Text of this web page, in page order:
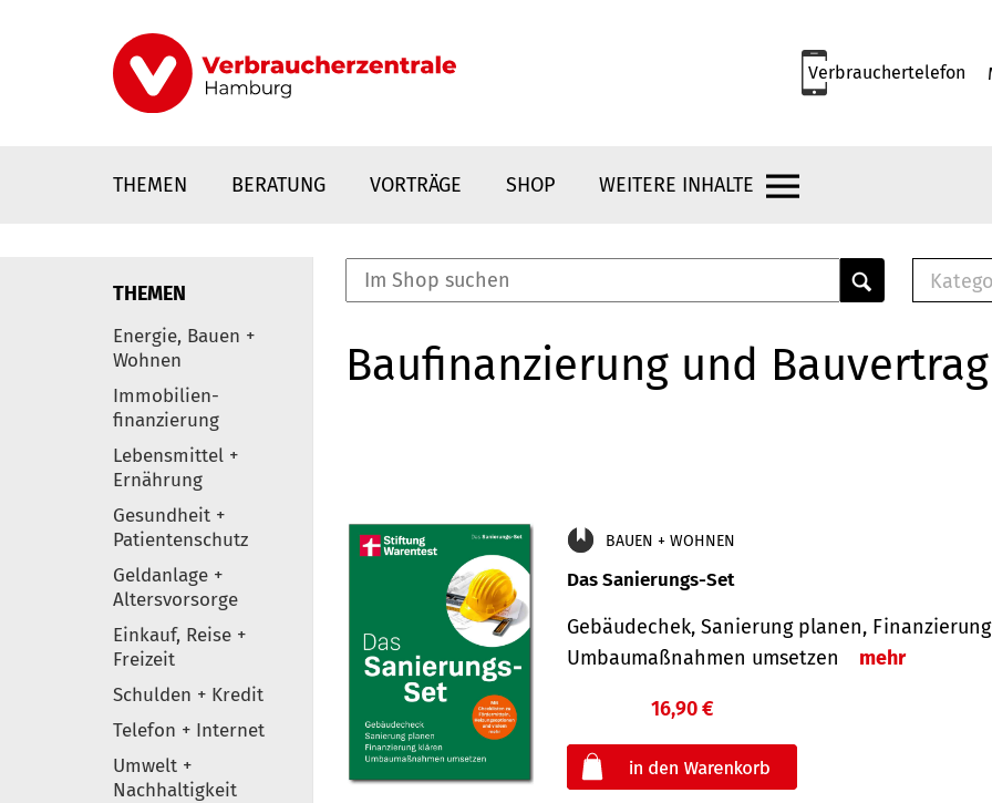
Verbrauchertelefon
THEMEN BERATUNG VORTRÄGE SHOP WEITERE INHALTE
Elemente
THEMEN
Energie, Bauen +
Wohnen
Immobilien-
finanzierung
Lebensmittel +
Ernährung
Gesundheit +
Patientenschutz
Geldanlage +
Altersvorsorge
Einkauf, Reise +
Freizeit
Schulden + Kredit
Telefon + Internet
Umwelt +
Nachhaltigkeit
E-
Baufinanzierung und Bauvertrag
BAUEN + WOHNEN
Das Sanierungs-Set
Gebäudechek, Sanierung planen,
Umbaumaßnahmen umsetzen
mehr
16,90 €